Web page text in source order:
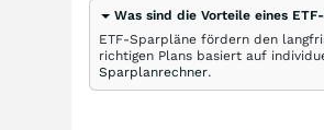
Was sind die Vorteile eines
ETF-Sparpläne fördern den
richtigen Plans basiert auf
Sparplanrechner.